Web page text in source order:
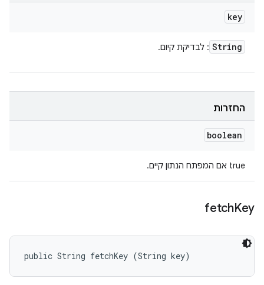
key
String : לבדיקת קיום.
החזרות
boolean
‫true אם המפתח הנתון קיים.
fetchKey
public String fetchKey (String key)